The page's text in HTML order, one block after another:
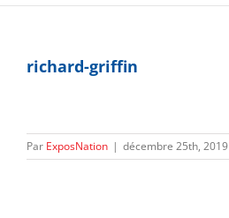
richard-griffin
Par ExposNation | décembre 25th, 2019